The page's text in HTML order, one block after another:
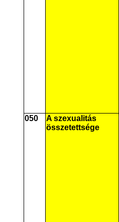
050
A szexualitás
összetettsége